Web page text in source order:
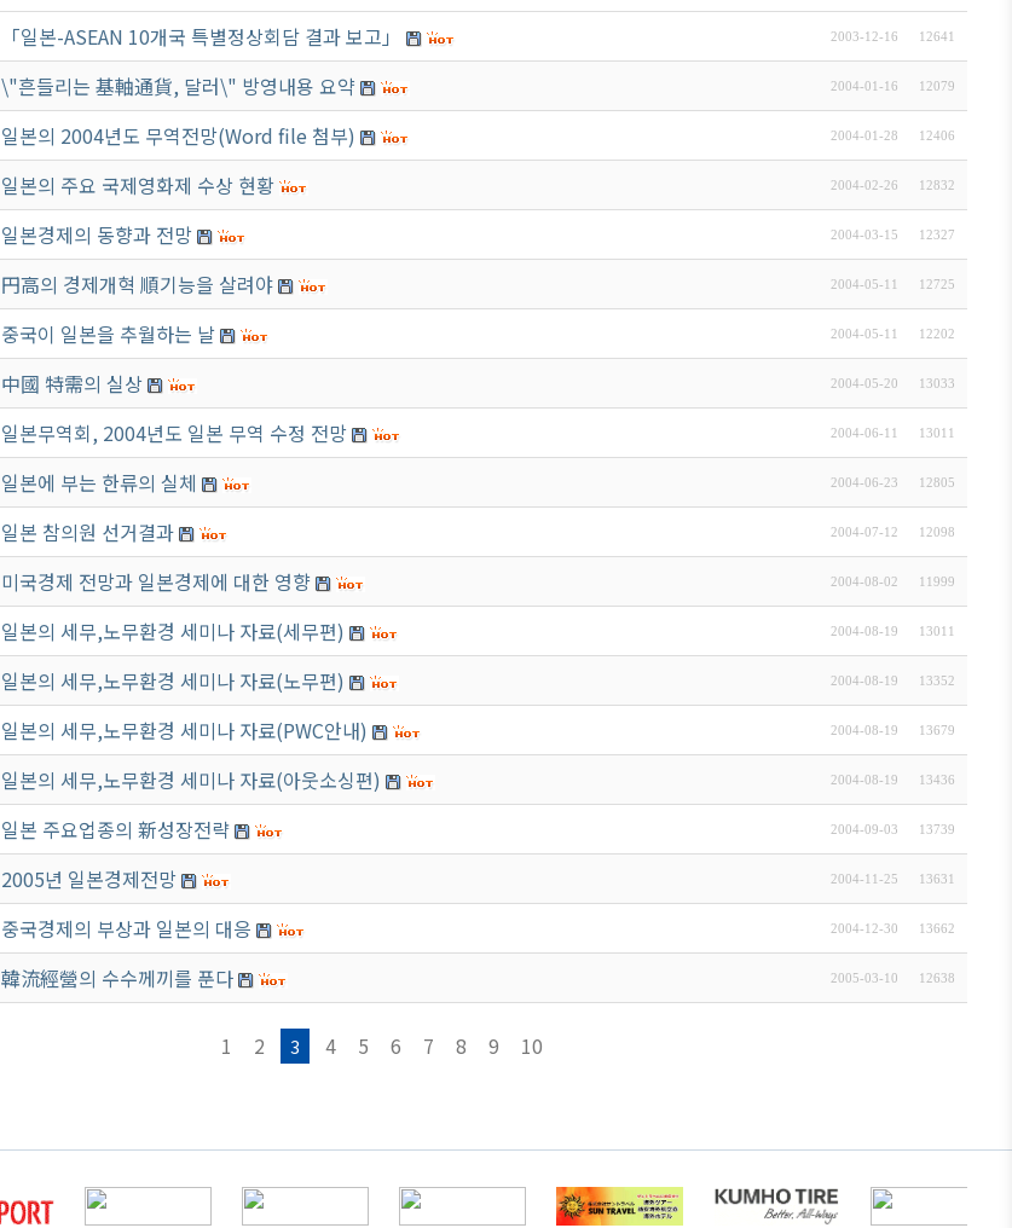
「일본-ASEAN 10개국 특별정상회담 결과 보고」 2003-12-16 12641
\"흔들리는 基軸通貨, 달러\" 방영내용 요약 2004-01-16 12079
일본의 2004년도 무역전망(Word file 첨부) 2004-01-28 12406
일본의 주요 국제영화제 수상 현황 2004-02-26 12832
일본경제의 동향과 전망 2004-03-15 12327
円高의 경제개혁 順기능을 살려야 2004-05-11 12725
중국이 일본을 추월하는 날 2004-05-11 12202
中國 特需의 실상 2004-05-20 13033
일본무역회, 2004년도 일본 무역 수정 전망 2004-06-11 13011
일본에 부는 한류의 실체 2004-06-23 12805
일본 참의원 선거결과 2004-07-12 12098
미국경제 전망과 일본경제에 대한 영향 2004-08-02 11999
일본의 세무,노무환경 세미나 자료(세무편) 2004-08-19 13011
일본의 세무,노무환경 세미나 자료(노무편) 2004-08-19 13352
일본의 세무,노무환경 세미나 자료(PWC안내) 2004-08-19 13679
일본의 세무,노무환경 세미나 자료(아웃소싱편) 2004-08-19 13436
일본 주요업종의 新성장전략 2004-09-03 13739
2005년 일본경제전망 2004-11-25 13631
중국경제의 부상과 일본의 대응 2004-12-30 13662
韓流經營의 수수께끼를 푼다 2005-03-10 12638
1 2 3 4 5 6 7 8 9 10